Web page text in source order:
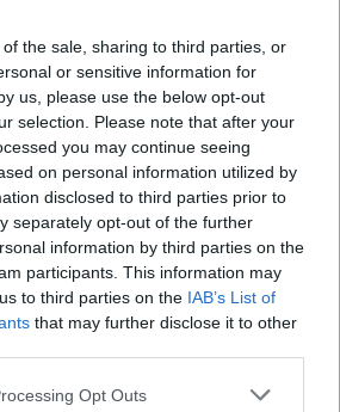
the sale, sharing to third parties, or
or sensitive information for
us, please use the below opt-out
selection. Please note that after your
you may continue seeing
on personal information utilized by
disclosed to third parties prior to
separately opt-out of the further
information by third parties on the
participants. This information may
to third parties on the IAB’s List of
that may further disclose it to other
Opt Outs
5
Tutti gli eventi
diagosto
LegnanoNews abbiamo a cuore
territorio e cerchiamo di essere
per informarvi in modo puntuale.